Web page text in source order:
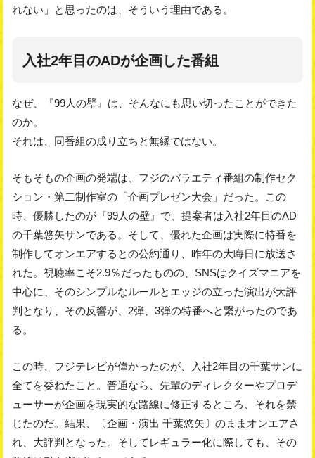
れない」と思ったのは、そういう理由である。
入社2年目のADが企画した番組
なぜ、『99人の壁』は、そんなにも思い切ったことができた
のか。
それは、同番組の成り立ちと無縁ではない。
そもそもの企画の発端は、フジのバラエティ番組の制作セク
ション・第二制作室の「企画プレゼン大会」だった。この
時、優勝したのが『99人の壁』で、提案者は入社2年目のAD
の千葉悠矢サンである。そして、優れた企画は実際に特番を
制作してオンエアするとの公約通り、昨年の大晦日に放送さ
れた。視聴率こそ2.9％だったものの、SNSはクイズマニアを
中心に、そのシンプルなルールとエッジの立った演出が大評
判となり、その反響が、2弾、3弾の特番へと繋がったのであ
る。
この時、フジテレビが偉かったのが、入社2年目の千葉サンに
全てを委ねたこと。普通なら、先輩のディレクターやプロデ
ューサーが企画を現実的な路線に修正するところ、それを禁
じたのだ。結果、〔企画・演出 千葉悠矢〕のままオンエアさ
れ、大評判となった。そしてレギュラー化に際しても、その